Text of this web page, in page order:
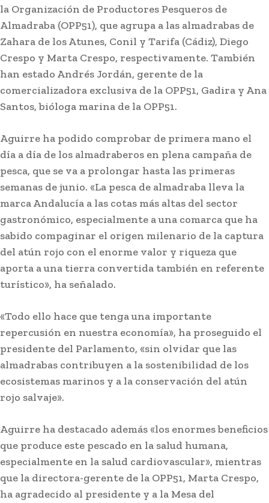
la Organización de Productores Pesqueros de
Almadraba (OPP51), que agrupa a las almadrabas de
Zahara de los Atunes, Conil y Tarifa (Cádiz), Diego
Crespo y Marta Crespo, respectivamente. También
han estado Andrés Jordán, gerente de la
comercializadora exclusiva de la OPP51, Gadira y Ana
Santos, bióloga marina de la OPP51.
Aguirre ha podido comprobar de primera mano el
día a día de los almadraberos en plena campaña de
pesca, que se va a prolongar hasta las primeras
semanas de junio. «La pesca de almadraba lleva la
marca Andalucía a las cotas más altas del sector
gastronómico, especialmente a una comarca que ha
sabido compaginar el origen milenario de la captura
del atún rojo con el enorme valor y riqueza que
aporta a una tierra convertida también en referente
turístico», ha señalado.
«Todo ello hace que tenga una importante
repercusión en nuestra economía», ha proseguido el
presidente del Parlamento, «sin olvidar que las
almadrabas contribuyen a la sostenibilidad de los
ecosistemas marinos y a la conservación del atún
rojo salvaje».
Aguirre ha destacado además «los enormes beneficios
que produce este pescado en la salud humana,
especialmente en la salud cardiovascular», mientras
que la directora-gerente de la OPP51, Marta Crespo,
ha agradecido al presidente y a la Mesa del